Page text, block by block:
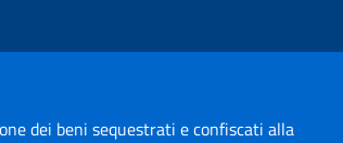
dei beni sequestrati e confiscati alla